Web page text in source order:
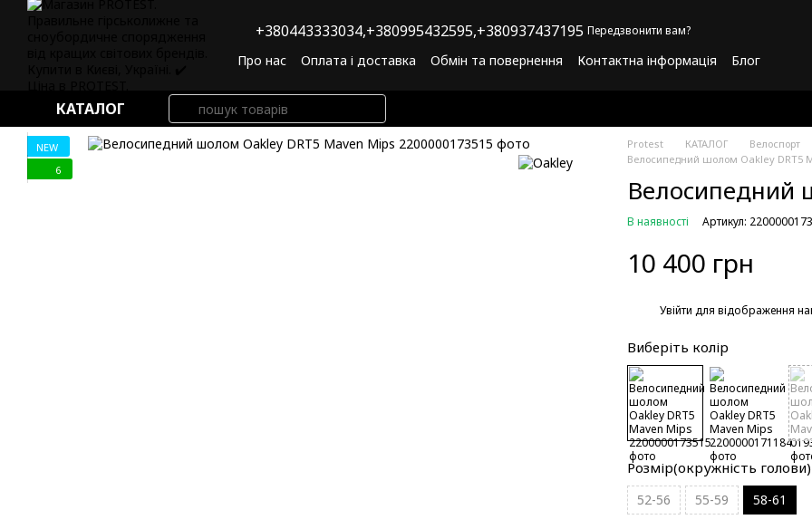
Перейти до основного контенту
+380443333034,+380995432595,+380937437195 Передзвонити вам?
Про нас Оплата і доставка Обмін та повернення Контактна інформація
Блог
КАТАЛОГ
NEW
6
Protest КАТАЛОГ
Велоспорт
Велосипедний шолом Oakley DRT5
Велосипедний
В наявності Артикул:
10 400 грн
Увійти для відображення
Виберіть колір
Розмір(окружність голови)
52-56 55-59 58-61